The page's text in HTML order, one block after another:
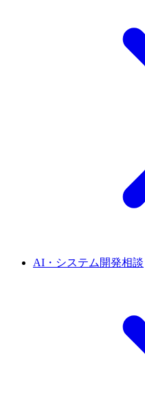
AI・システム開発相談